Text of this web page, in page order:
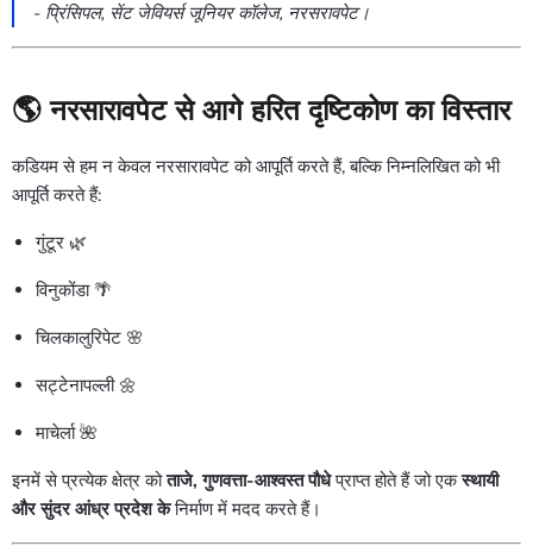
- प्रिंसिपल, सेंट जेवियर्स जूनियर कॉलेज, नरसरावपेट।
🌎नरसारावपेट से आगे हरित दृष्टिकोण का विस्तार
कडियम से हम न केवल नरसारावपेट को आपूर्ति करते हैं, बल्कि निम्नलिखित को भी
आपूर्ति करते हैं:
गुंटूर 🌿
विनुकोंडा 🌴
चिलकालुरिपेट 🌸
सट्टेनापल्ली 🌼
माचेर्ला 🌺
इनमें से प्रत्येक क्षेत्र कोताजे, गुणवत्ता-आश्वस्त पौधेप्राप्त होते हैं जो एकस्थायी
और सुंदर आंध्र प्रदेश केनिर्माण में मदद करते हैं।